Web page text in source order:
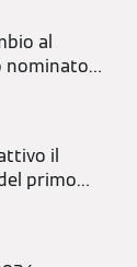
al
nominato
il
primo